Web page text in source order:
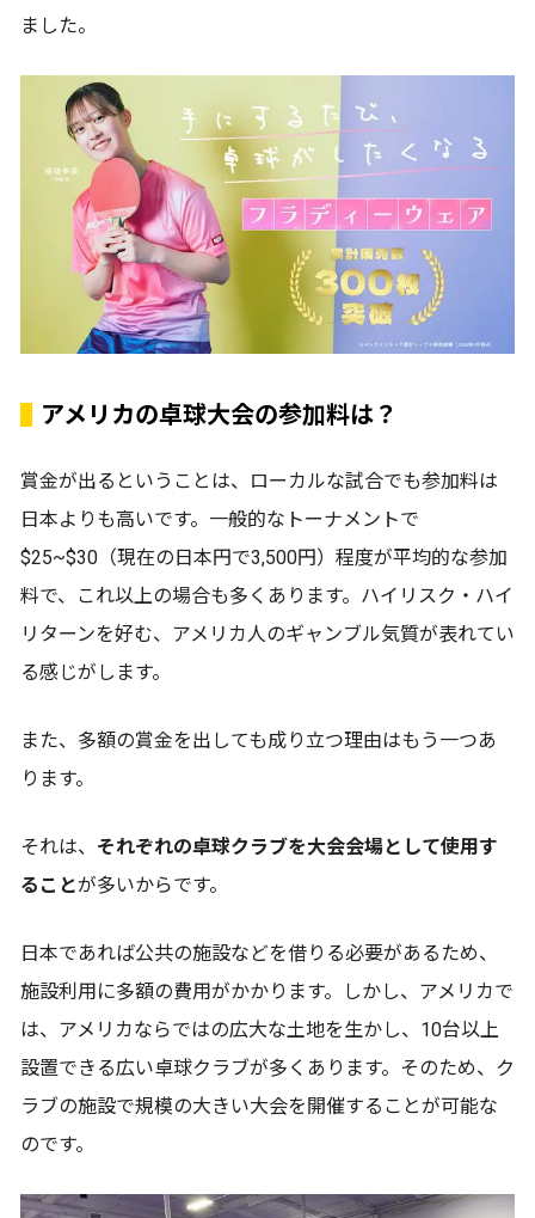
ました。
アメリカの卓球大会の参加料は？
賞金が出るということは、ローカルな試合でも参加料は
日本よりも高いです。一般的なトーナメントで
$25~$30（現在の日本円で3,500円）程度が平均的な参加
料で、これ以上の場合も多くあります。ハイリスク・ハイ
リターンを好む、アメリカ人のギャンブル気質が表れてい
る感じがします。
また、多額の賞金を出しても成り立つ理由はもう一つあ
ります。
それは、 それぞれの卓球クラブを大会会場として使用す
ることが多いからです。
日本であれば公共の施設などを借りる必要があるため、
施設利用に多額の費用がかかります。しかし、アメリカで
は、アメリカならではの広大な土地を生かし、10台以上
設置できる広い卓球クラブが多くあります。そのため、ク
ラブの施設で規模の大きい大会を開催することが可能な
のです。